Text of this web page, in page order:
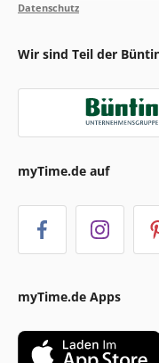
Datenschutz
Wir sind Teil der
myTime.de auf
myTime.de Apps